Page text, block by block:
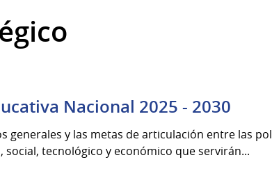
Nacional 2025 - 2030
generales y las metas de articulación entre las
tecnológico y económico que servirán...